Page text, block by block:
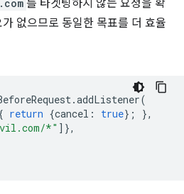
를 타겟팅하지 않는 요청을 확
없으므로 동일한 목표를 더 효율
.addListener(
return {cancel : true};
},
*" ]},